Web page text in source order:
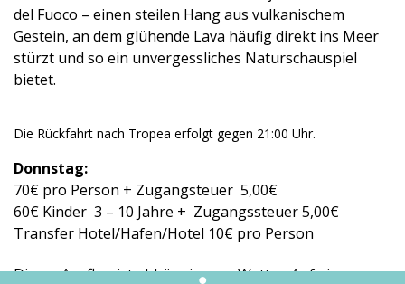
del Fuoco – einen steilen Hang aus vulkanischem
Gestein, an dem glühende Lava häufig direkt ins Meer
stürzt und so ein unvergessliches Naturschauspiel
bietet.
Die Rückfahrt nach Tropea erfolgt gegen 21:00 Uhr.
Donnstag:
70€ pro Person + Zugangsteuer 5,00€
60€ Kinder 3 – 10 Jahre + Zugangssteuer 5,00€
Transfer Hotel/Hafen/Hotel 10€ pro Person
Dieser Ausflugist abhängigvom Wetter.Auf einem